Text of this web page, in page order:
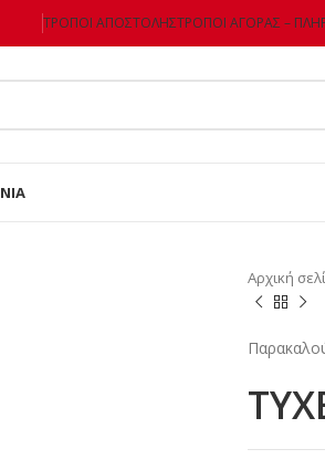
ΤΡΌΠΟΙ ΑΠΟΣΤΟΛΉΣΤΡΌΠΟΙ ΑΓΟΡΆΣ –
Αρχική